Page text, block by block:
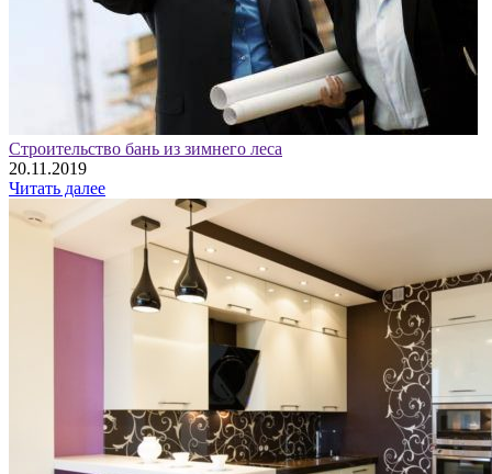
Строительство бань из зимнего леса
20.11.2019
Читать далее